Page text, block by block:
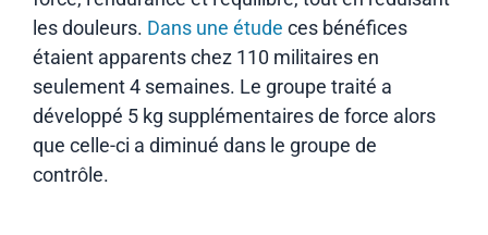
les douleurs. Dans une étude ces bénéfices
étaient apparents chez 110 militaires en
seulement 4 semaines. Le groupe traité a
développé 5 kg supplémentaires de force alors
que celle-ci a diminué dans le groupe de
contrôle.